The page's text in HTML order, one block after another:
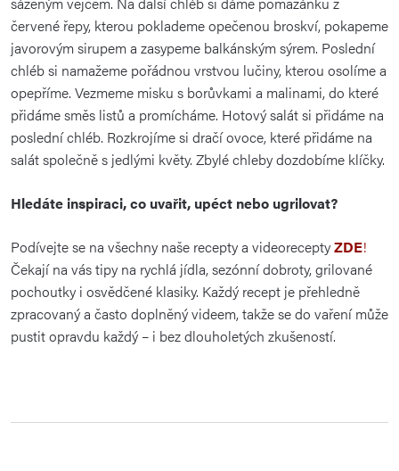
červené řepy, kterou poklademe opečenou broskví, pokapeme
javorovým sirupem a zasypeme balkánským sýrem. Poslední
chléb si namažeme pořádnou vrstvou lučiny, kterou osolíme a
opepříme. Vezmeme misku s borůvkami a malinami, do které
přidáme směs listů a promícháme. Hotový salát si přidáme na
poslední chléb. Rozkrojíme si dračí ovoce, které přidáme na
salát společně s jedlými květy. Zbylé chleby dozdobíme klíčky.
Hledáte inspiraci, co uvařit, upéct nebo ugrilovat?
Podívejte se na všechny naše recepty a videoreceptyZDE!
Čekají na vás tipy na rychlá jídla, sezónní dobroty, grilované
pochoutky i osvědčené klasiky. Každý recept je přehledně
zpracovaný a často doplněný videem, takže se do vaření může
pustit opravdu každý – i bez dlouholetých zkušeností.